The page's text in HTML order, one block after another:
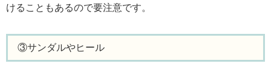
けることもあるので要注意です。
③サンダルやヒール